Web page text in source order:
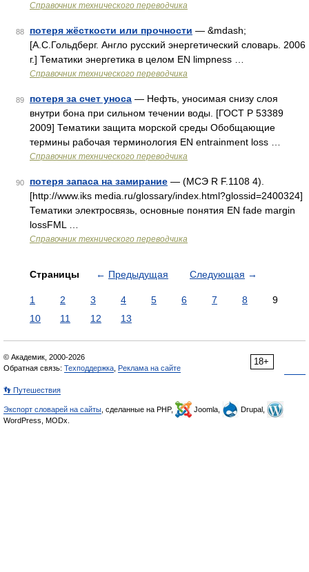
Справочник технического переводчика
88 потеря жёсткости или прочности — &mdash;
[А.С.Гольдберг. Англо русский энергетический словарь. 2006
г.] Тематики энергетика в целом EN limpness …
Справочник технического переводчика
89 потеря за счет уноса — Нефть, уносимая снизу слоя
внутри бона при сильном течении воды. [ГОСТ Р 53389
2009] Тематики защита морской среды Обобщающие
термины рабочая терминология EN entrainment loss …
Справочник технического переводчика
90 потеря запаса на замирание — (МСЭ R F.1108 4).
[http://www.iks media.ru/glossary/index.html?glossid=2400324]
Тематики электросвязь, основные понятия EN fade margin
lossFML …
Справочник технического переводчика
Страницы ← Предыдущая Следующая →
1 2 3 4 5 6 7 8
9
10
11 12 13
18+
© Академик, 2000-2026
Обратная связь: Техподдержка Реклама на сайте
👣 Путешествия
Экспорт словарей на сайты , сделанные на PHP, Joomla,
Drupal,
WordPress, MODx.